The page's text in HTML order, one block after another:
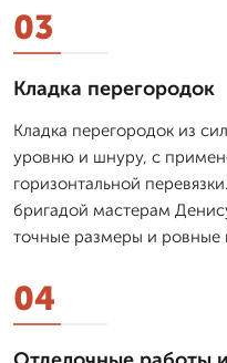
03
Кладка перегородок
Кладка перегородок из
уровню и шнуру, с
горизонтальной
бригадой мастерам
точные размеры и ровные
04